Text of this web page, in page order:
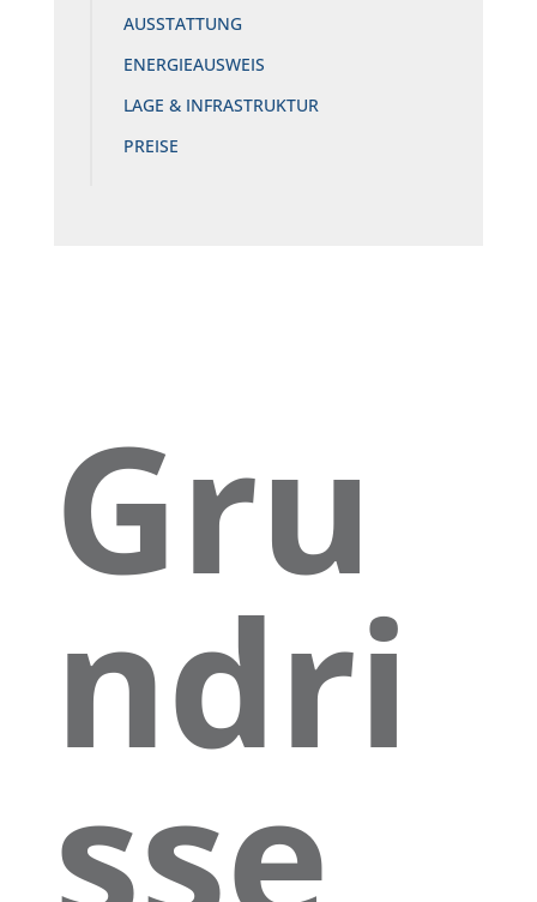
AUSSTATTUNG
ENERGIEAUSWEIS
LAGE & INFRASTRUKTUR
PREISE
Gru
ndri
sse